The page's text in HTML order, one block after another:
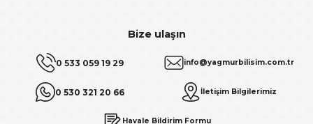
Bize ulaşın
0 533 059 19 29
0 530 321 20 66
info@yagmurbilisim.com.tr
İletişim Bilgilerimiz
Havale Bildirim Formu